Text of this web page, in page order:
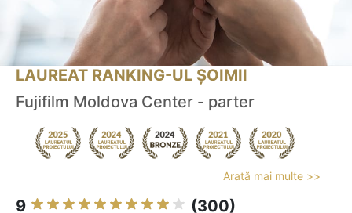
LAUREAT RANKING-UL ȘOIMII
Fujifilm Moldova Center - parter
Arată mai multe >>
9 (300)